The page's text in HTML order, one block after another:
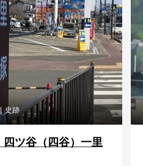
史跡
四ツ谷（四谷）一里